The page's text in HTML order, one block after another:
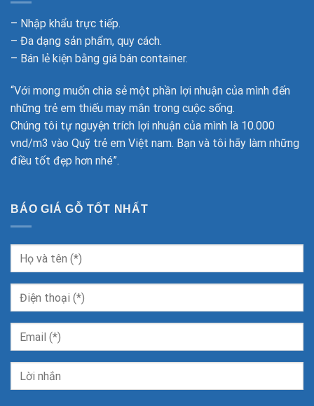
– Nhập khẩu trực tiếp.
– Đa dạng sản phẩm, quy cách.
– Bán lẻ kiện bằng giá bán container.
“Với mong muốn chia sẻ một phần lợi nhuận của mình đến
những trẻ em thiếu may mắn trong cuộc sống.
Chúng tôi tự nguyện trích lợi nhuận của mình là 10.000
vnd/m3 vào Quỹ trẻ em Việt nam. Bạn và tôi hãy làm những
điều tốt đẹp hơn nhé”.
BÁO GIÁ GỖ TỐT NHẤT